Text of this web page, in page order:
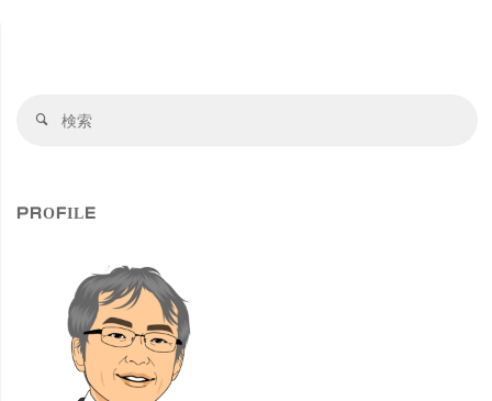
検
PROFILE